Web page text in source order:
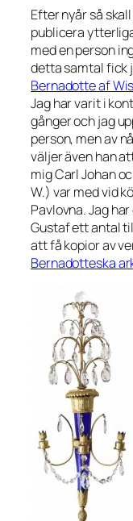
Efter nyår så
publicera
med en person
detta samtal fick
Bernadotte af
Jag har varit i
gånger och jag
person, men av
väljer även han
mig Carl Johan
W.) var med vid
Pavlovna. Jag
Gustaf ett antal
att få kopior av
Bernadotteska